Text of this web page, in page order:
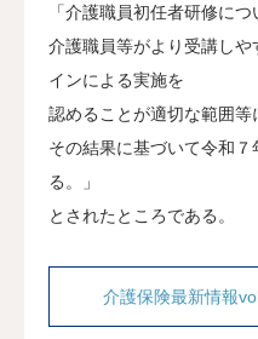
「介護職員初任者研修につ
介護職員等がより受講し
インによる実施を
認めることが適切な範囲等
その結果に基づいて令和
る。」
とされたところである。
介護保険最新情報